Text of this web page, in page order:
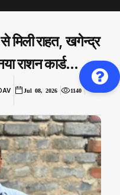
मिली राहत, खगेन्द्र
राशन कार्ड...
Jul 08, 2026 1140